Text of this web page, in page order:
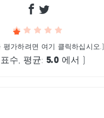
평가하려면 여기 클릭하십시오.)
표수, 평균: 5.0 에서 )